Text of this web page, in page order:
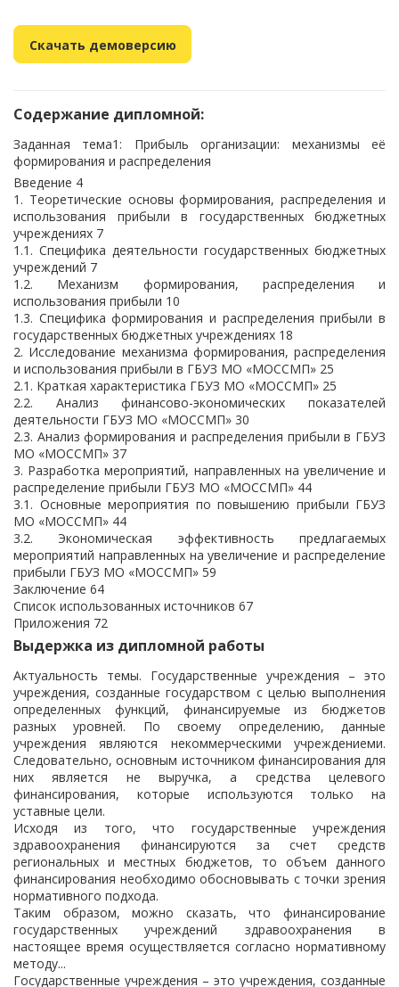
Скачать демоверсию
Содержание дипломной:
Заданная тема1: Прибыль организации: механизмы её
формирования и распределения
Введение 4
1. Теоретические основы формирования, распределения и
использования прибыли в государственных бюджетных
учреждениях 7
1.1. Специфика деятельности государственных бюджетных
учреждений 7
1.2. Механизм формирования, распределения и
использования прибыли 10
1.3. Специфика формирования и распределения прибыли в
государственных бюджетных учреждениях 18
2. Исследование механизма формирования, распределения
и использования прибыли в ГБУЗ МО «МОССМП» 25
2.1. Краткая характеристика ГБУЗ МО «МОССМП» 25
2.2. Анализ финансово-экономических показателей
деятельности ГБУЗ МО «МОССМП» 30
2.3. Анализ формирования и распределения прибыли в ГБУЗ
МО «МОССМП» 37
3. Разработка мероприятий, направленных на увеличение и
распределение прибыли ГБУЗ МО «МОССМП» 44
3.1. Основные мероприятия по повышению прибыли ГБУЗ
МО «МОССМП» 44
3.2. Экономическая эффективность предлагаемых
мероприятий направленных на увеличение и распределение
прибыли ГБУЗ МО «МОССМП» 59
Заключение 64
Список использованных источников 67
Приложения 72
Выдержка из дипломной работы
Актуальность темы. Государственные учреждения – это
учреждения, созданные государством с целью выполнения
определенных функций, финансируемые из бюджетов
разных уровней. По своему определению, данные
учреждения являются некоммерческими учреждениеми.
Следовательно, основным источником финансирования для
них является не выручка, а средства целевого
финансирования, которые используются только на
уставные цели.
Исходя из того, что государственные учреждения
здравоохранения финансируются за счет средств
региональных и местных бюджетов, то объем данного
финансирования необходимо обосновывать с точки зрения
нормативного подхода.
Таким образом, можно сказать, что финансирование
государственных учреждений здравоохранения в
настоящее время осуществляется согласно нормативному
методу...
Государственные учреждения – это учреждения, созданные